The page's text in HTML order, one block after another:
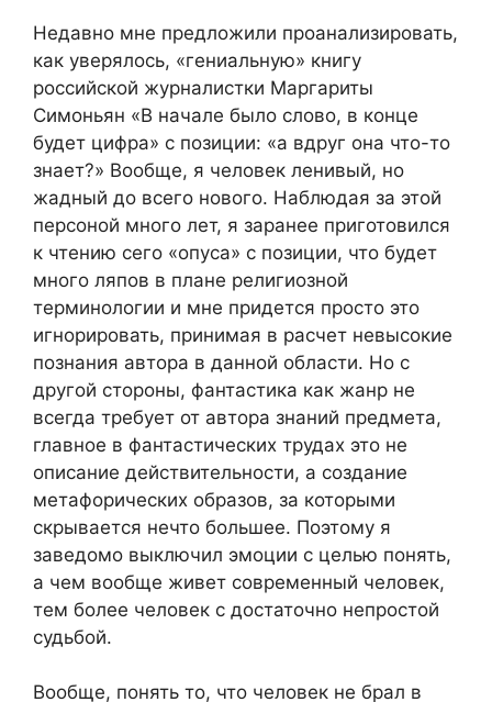
Недавно мне предложили проанализировать,
как уверялось, «гениальную» книгу
российской журналистки Маргариты
Симоньян «В начале было слово, в конце
будет цифра» с позиции: «а вдруг она что-то
знает?» Вообще, я человек ленивый, но
жадный до всего нового. Наблюдая за этой
персоной много лет, я заранее приготовился
к чтению сего «опуса» с позиции, что будет
много ляпов в плане религиозной
терминологии и мне придется просто это
игнорировать, принимая в расчет невысокие
познания автора в данной области. Но с
другой стороны, фантастика как жанр не
всегда требует от автора знаний предмета,
главное в фантастических трудах это не
описание действительности, а создание
метафорических образов, за которыми
скрывается нечто большее. Поэтому я
заведомо выключил эмоции с целью понять,
а чем вообще живет современный человек,
тем более человек с достаточно непростой
судьбой.
Вообще, понять то, что человек не брал в